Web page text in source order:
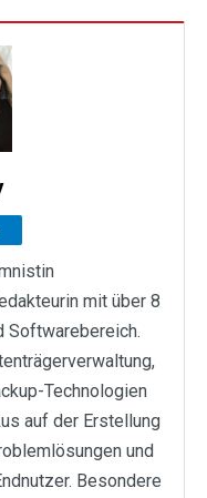
mit über 8
Softwarebereich.
Technologien
auf der Erstellung
und
Besondere